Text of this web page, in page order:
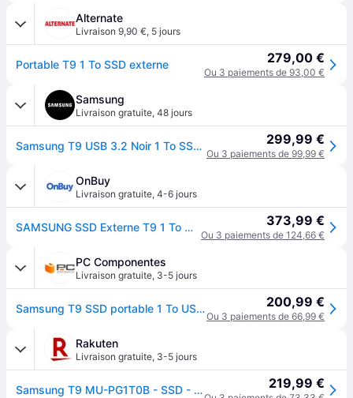
Alternate
Livraison 9,90 €, 5 jours
Portable T9 1 To SSD externe 279,00 €
Ou 3 paiements de 93,00 €
Samsung
Livraison gratuite, 48 jours
Samsung T9 USB 3.2 Noir 1 To SSD externe - MU-PG1T0B/EU 299,99 €
Ou 3 paiements de 99,99 €
OnBuy
Livraison gratuite, 4-6 jours
SAMSUNG SSD Externe T9 1 To MU-PG1T0B/EU 373,99 €
Ou 3 paiements de 124,66 €
PC Componentes
Livraison gratuite, 3-5 jours
Samsung T9 SSD portable 1 To USB-C 200,99 €
Ou 3 paiements de 66,99 €
Rakuten
Livraison gratuite, 3-5 jours
Samsung T9 MU-PG1T0B - SSD - chiffré - 1 To - externe (portable) - USB 3.2 Gen 2x2 (USB-C connecteur) - AES 256 bits - noir 219,99 €